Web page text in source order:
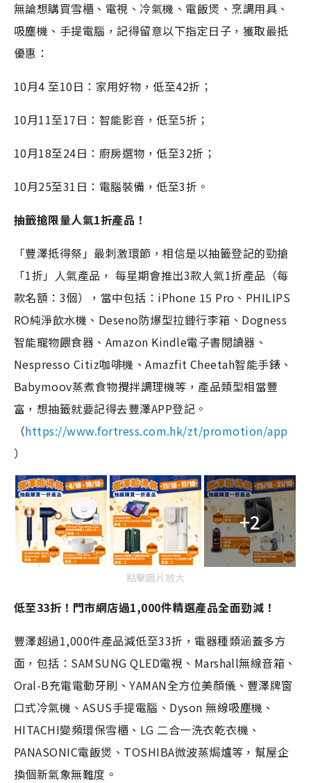
無論想購買雪櫃、電視、冷氣機、電飯煲、烹調用具、
吸塵機、手提電腦，記得留意以下指定日子，獲取最抵
優惠：
10月4 至10日：家用好物，低至42折；
10月11至17日：智能影音，低至5折；
10月18至24日：廚房選物，低至32折；
10月25至31日：電腦裝備，低至3折。
抽籤搶限量人氣1折產品！
「豐澤抵得祭」最刺激環節，相信是以抽籤登記的勁搶
「1折」人氣產品， 每星期會推出3款人氣1折產品（每
款名額：3個），當中包括：iPhone 15 Pro、PHILIPS
RO純淨飲水機、Deseno防爆型拉鏈行李箱、Dogness
智能寵物餵食器、Amazon Kindle電子書閱讀器、
Nespresso Citiz咖啡機、Amazfit Cheetah智能手錶、
Babymoov蒸煮食物攪拌調理機等，產品類型相當豐
富，想抽籤就要記得去豐澤APP登記。
（https://www.fortress.com.hk/zt/promotion/app
）
+2
點擊圖片放大
低至33折！門市網店過1,000件精選產品全面勁減！
豐澤超過1,000件產品減低至33折，電器種類涵蓋多方
面，包括：SAMSUNG QLED電視、Marshall無線音箱、
Oral-B充電電動牙刷、YAMAN全方位美顏儀、豐澤牌窗
口式冷氣機、ASUS手提電腦、Dyson 無線吸塵機、
HITACHI變頻環保雪櫃、LG 二合一洗衣乾衣機、
PANASONIC電飯煲、TOSHIBA微波蒸焗爐等，幫屋企
換個新氣象無難度。